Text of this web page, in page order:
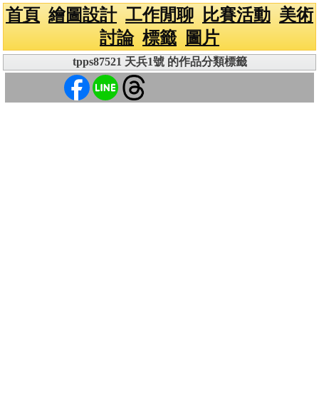
首頁 繪圖設計 工作閒聊 比賽活動 美術
討論 標籤 圖片
tpps87521 天兵1號 的作品分類標籤